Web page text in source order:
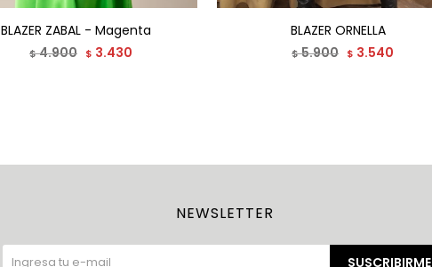
BLAZER ZABAL - Magenta
$4.900 $ 3.430
BLAZER ORNELLA
$5.900 $ 3.540
NEWSLETTER
SUSCRIBIRME